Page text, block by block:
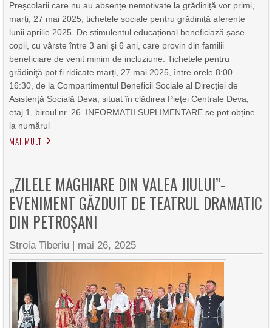
Preșcolarii care nu au absențe nemotivate la grădiniță vor primi,
marți, 27 mai 2025, tichetele sociale pentru grădiniță aferente
lunii aprilie 2025. De stimulentul educațional beneficiază șase
copii, cu vârste între 3 ani şi 6 ani, care provin din familii
beneficiare de venit minim de incluziune. Tichetele pentru
grădiniţă pot fi ridicate marți, 27 mai 2025, între orele 8:00 –
16:30, de la Compartimentul Beneficii Sociale al Direcției de
Asistență Socială Deva, situat în clădirea Pieței Centrale Deva,
etaj 1, biroul nr. 26. INFORMAȚII SUPLIMENTARE se pot obține
la numărul
MAI MULT
„ZILELE MAGHIARE DIN VALEA JIULUI”-
EVENIMENT GĂZDUIT DE TEATRUL DRAMATIC
DIN PETROȘANI
Stroia Tiberiu | mai 26, 2025